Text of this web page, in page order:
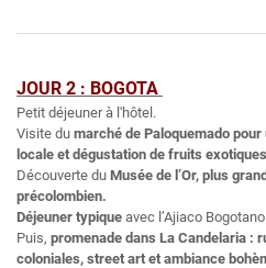
JOUR 2 : BOGOTA
Petit déjeuner à l'hôtel.
Visite du marché de Paloquemado
locale et dégustation de fruits exotiques
Découverte du Musée de l’Or, plus
précolombien.
Déjeuner typique avec l’Ajiaco
Puis, promenade dans La Candelaria :
coloniales, street art et ambiance